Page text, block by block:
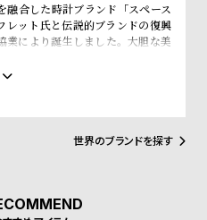
融合した時計ブランド「スペース
レット氏と伝説的ブランドの復興
業により誕生しました。大胆な美
商標問題を乗り越えて成功を収
て注目を集めています。なかで
、地球・月・太陽の動きを立体
天文学を融合。「JUMPINGHOU
アワー機構を搭載し、未来的な素
世界のブランドを探す